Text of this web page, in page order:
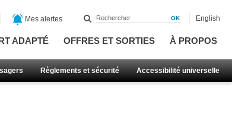
ADAPTÉ OFFRES ET SORTIES À PROPOS
Règlements et sécurité Accessibilité universelle
Mes alertes English